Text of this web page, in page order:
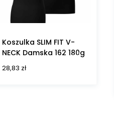
Koszulka SLIM FIT V-
NECK Damska 162 180g
28,83 zł